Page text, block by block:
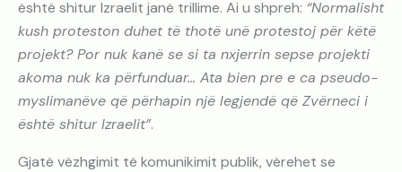
është shitur Izraelit janë trillime. Ai u shpreh: “Normalisht
kush proteston duhet të thotë unë protestoj për këtë
projekt?Por nuk kanë se si ta nxjerrin sepse projekti
akoma nuk ka përfunduar… Ata bien pre e ca pseudo-
myslimanëve që përhapin një legjendë që Zvërneci i
është shitur Izraelit”.
Gjatë vëzhgimit të komunikimit publik, vërehet se